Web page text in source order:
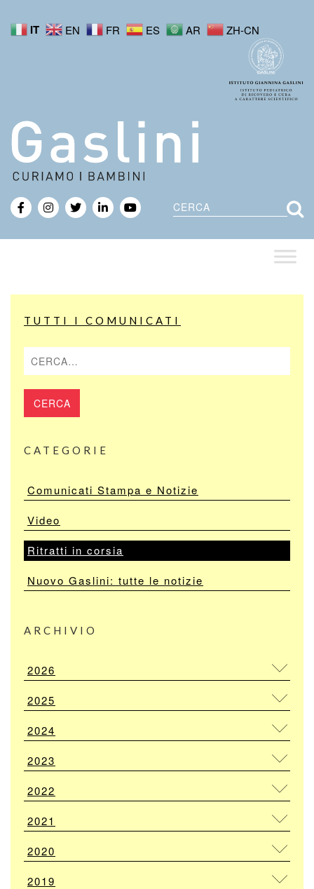
IT EN FR ES AR ZH-CN
Cerca
TUTTI I COMUNICATI
CATEGORIE
Comunicati Stampa e Notizie
Video
Ritratti in corsia
Nuovo Gaslini: tutte le notizie
ARCHIVIO
2026
2025
2024
2023
2022
2021
2020
2019